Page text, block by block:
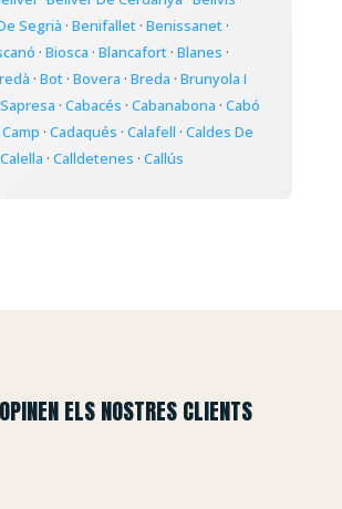
Segrià · Benifallet· Benissanet·
· Biosca · Blancafort· Blanes ·
· Bot· Bovera · Breda · Brunyola I
· Cabacés · Cabanabona · Cabó
· Cadaqués · Calafell · Caldes De
Calella · Calldetenes · Callús
ELS NOSTRES CLIENTS